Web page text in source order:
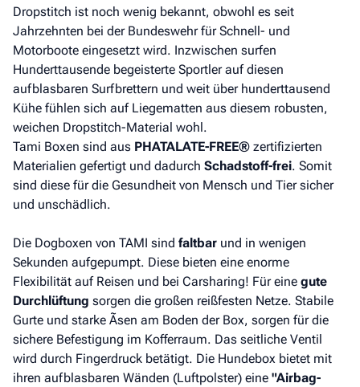
Dropstitch ist noch wenig bekannt, obwohl es seit
Jahrzehnten bei der Bundeswehr für Schnell- und
Motorboote eingesetzt wird. Inzwischen surfen
Hunderttausende begeisterte Sportler auf diesen
aufblasbaren Surfbrettern und weit über hunderttausend
Kühe fühlen sich auf Liegematten aus diesem robusten,
weichen Dropstitch-Material wohl.
Tami Boxen sind aus PHATALATE-FREE® zertifizierten
Materialien gefertigt und dadurch Schadstoff-frei. Somit
sind diese für die Gesundheit von Mensch und Tier sicher
und unschädlich.
Die Dogboxen von TAMI sind faltbar und in wenigen
Sekunden aufgepumpt. Diese bieten eine enorme
Flexibilität auf Reisen und bei Carsharing! Für eine gute
Durchlüftung sorgen die großen reißfesten Netze. Stabile
Gurte und starke Ãsen am Boden der Box, sorgen für die
sichere Befestigung im Kofferraum. Das seitliche Ventil
wird durch Fingerdruck betätigt. Die Hundebox bietet mit
ihren aufblasbaren Wänden (Luftpolster) eine "Airbag-